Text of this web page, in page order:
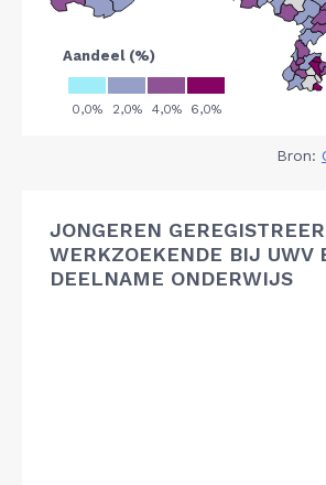
Bron:
JONGEREN
WERKZOEKENDE BIJ UWV
DEELNAME ONDERWIJS